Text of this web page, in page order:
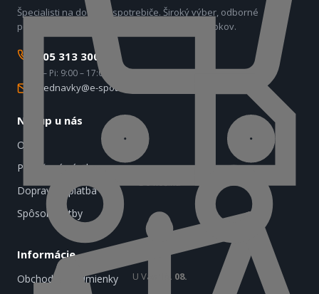
U Vás 18. 08.
Špecialisti na domáce spotrebiče. Široký výber, odborné
poradenstvo a kvalitný servis už viac ako 17 rokov.
0905 313 300
Po – Pi: 9:00 – 17:00
objednavky@e-spotrebice.sk
Nákup u nás
O nás
Predĺžená záruka
Doprava a platba
Spôsob platby
Informácie
Obchodné podmienky